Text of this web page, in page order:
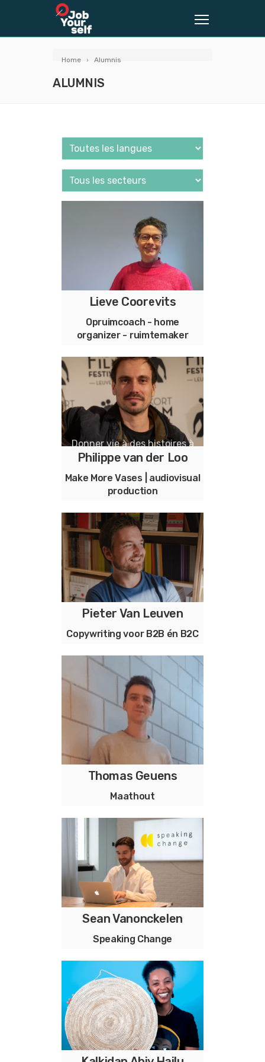
Home Alumnis
ALUMNIS
coach rangement - home
organiser - créatrice d'espace
Opruimcoach - home
organizer - ruimtemaker
Lieve Coorevits
Opruimcoach - home
organizer - ruimtemaker
Donner vie à des histoires à
travers des œuvres
audiovisuelles
Verhalen tot leven brengen
met beeld en geluid in unieke
audiovisueel werk
Philippe van der Loo
Make More Vases | audiovisual
production
Copywriting en storytelling
Pieter Van Leuven
Copywriting voor B2B én B2C
Thomas Geuens
Maathout
ik leer jou ontspannen
Sean Vanonckelen
Speaking Change